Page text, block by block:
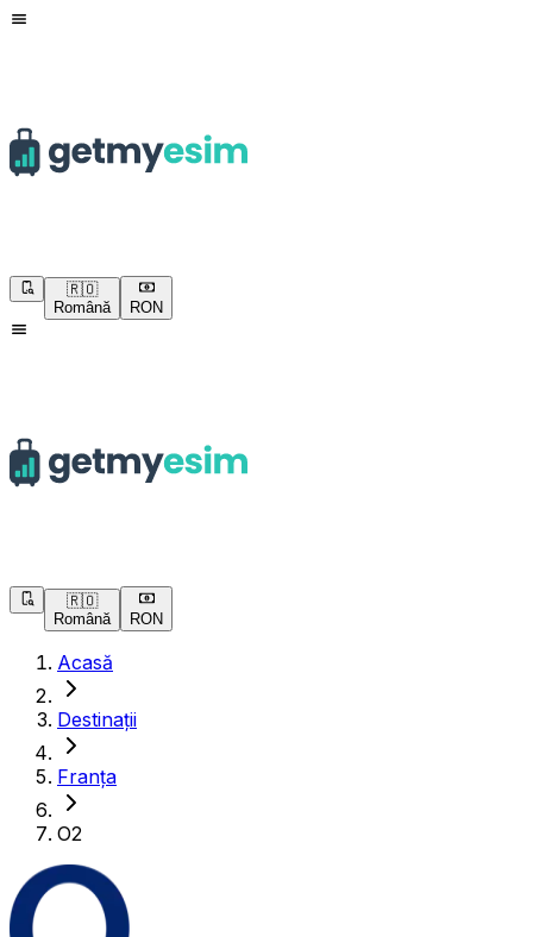
🇷🇴
Română
RON
🇷🇴
Română
RON
Acasă
Destinații
Franța
O2